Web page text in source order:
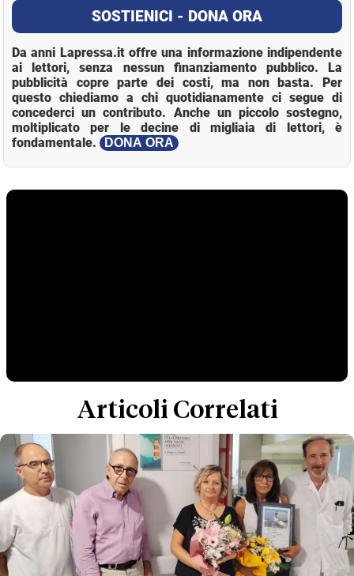
SOSTIENICI - DONA ORA
Da anni Lapressa.it offre una informazione indipendente
ai lettori, senza nessun finanziamento pubblico. La
pubblicità copre parte dei costi, ma non basta. Per
questo chiediamo a chi quotidianamente ci segue di
concederci un contributo. Anche un piccolo sostegno,
moltiplicato per le decine di migliaia di lettori, è
fondamentale.
DONA ORA
Articoli Correlati